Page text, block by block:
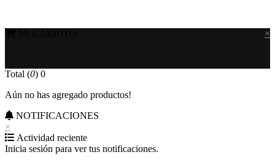
×
Total (0) 0
Aún no has agregado productos!
NOTIFICACIONES
×
Actividad reciente
Inicia sesión para ver tus notificaciones.